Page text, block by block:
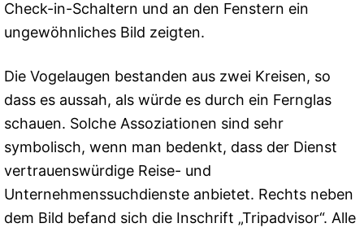
Check-in-Schaltern und an den Fenstern ein
ungewöhnliches Bild zeigten.
Die Vogelaugen bestanden aus zwei Kreisen, so
dass es aussah, als würde es durch ein Fernglas
schauen. Solche Assoziationen sind sehr
symbolisch, wenn man bedenkt, dass der Dienst
vertrauenswürdige Reise- und
Unternehmenssuchdienste anbietet. Rechts neben
dem Bild befand sich die Inschrift „Tripadvisor“. Alle